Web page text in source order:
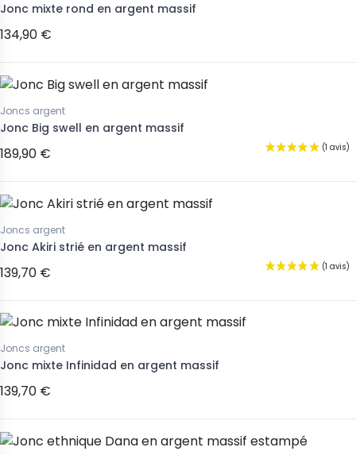
Jonc mixte rond en argent massif
134,90 €
Joncs argent
Jonc Big swell en argent massif
189,90 €
Joncs argent
Jonc Akiri strié en argent massif
139,70 €
Joncs argent
Jonc mixte Infinidad en argent massif
139,70 €